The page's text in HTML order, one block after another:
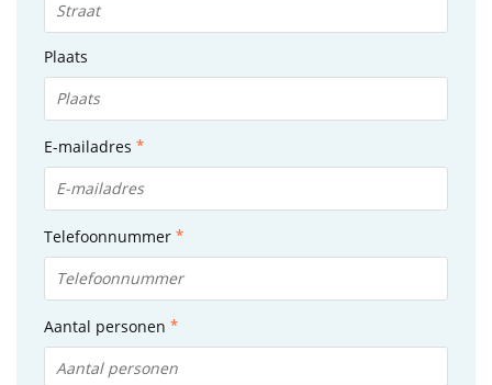
Plaats
E-mailadres
Telefoonnummer
Aantal personen